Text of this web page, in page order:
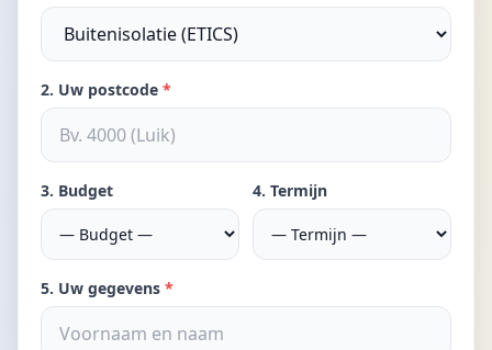
2. Uw postcode *
3. Budget 4. Termijn
5. Uw gegevens *